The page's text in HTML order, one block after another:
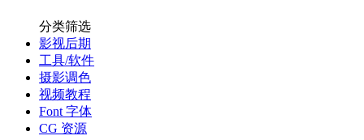
分类筛选
影视后期
工具/软件
摄影调色
视频教程
Font 字体
CG 资源